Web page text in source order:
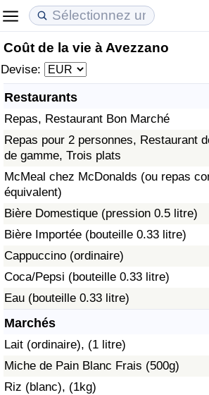
Coût de la vie à Avezzano
Devise:
Restaurants
Repas, Restaurant Bon Marché
Repas pour 2 personnes, Restaurant
de gamme, Trois plats
McMeal chez McDonalds (ou repas
équivalent)
Bière Domestique (pression 0.5 litre)
Bière Importée (bouteille 0.33 litre)
Cappuccino (ordinaire)
Coca/Pepsi (bouteille 0.33 litre)
Eau (bouteille 0.33 litre)
Marchés
Lait (ordinaire), (1 litre)
Miche de Pain Blanc Frais (500g)
Riz (blanc), (1kg)
Coût de la vie
Indice du Coût de la Vie
Indice du coût de la vie par pays
à Akaba
Prix de l'immobilier
Indice des Prix de l'immobilier
Indice des Prix de l'immobilier par
Qualité de Vie
Indice de Qualité de Vie (Actuel)
Indice de qualité de vie par pays
Criminalité
Indice de Criminalité (Actuel)
Indice de Criminalité
Indice de criminalité par pays
Soins de santé
Indice des soins de santé (Actuel)